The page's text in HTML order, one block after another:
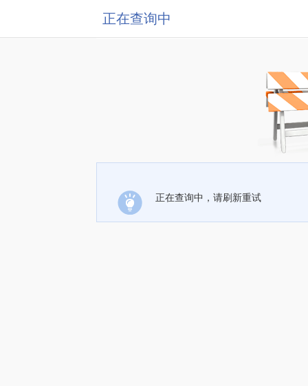
正在查询中
正在查询中，请刷新重试